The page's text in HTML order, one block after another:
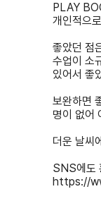
PLAY
개인적으
좋았던 점
수업이 소
있어서 좋
보완하면
명이 없어
더운 날씨
SNS에도
https://